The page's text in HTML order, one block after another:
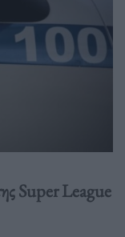
Super League